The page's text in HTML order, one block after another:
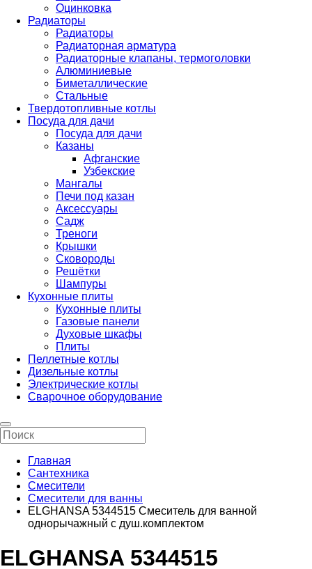
Оцинковка
Радиаторы
Радиаторы
Радиаторная арматура
Радиаторные клапаны, термоголовки
Алюминиевые
Биметаллические
Стальные
Твердотопливные котлы
Посуда для дачи
Посуда для дачи
Казаны
Афганские
Узбекские
Мангалы
Печи под казан
Аксессуары
Садж
Треноги
Крышки
Сковороды
Решётки
Шампуры
Кухонные плиты
Кухонные плиты
Газовые панели
Духовые шкафы
Плиты
Пеллетные котлы
Дизельные котлы
Электрические котлы
Сварочное оборудование
Главная
Сантехника
Смесители
Смесители для ванны
ELGHANSA 5344515 Смеситель для ванной
однорычажный с душ.комплектом
ELGHANSA 5344515